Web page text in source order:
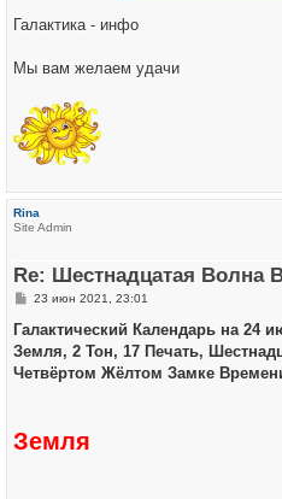
Галактика - инфо
Мы вам желаем удачи
Rina
Site Admin
Re: Шестнадцатая Волна
С
о
щ
е
23 июн 2021, 23:01
Галактический Календарь на 24
Земля, 2 Тон, 17 Печать,
Четвёртом Жёлтом Замке
Земля